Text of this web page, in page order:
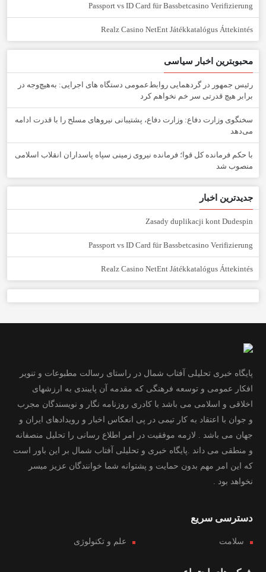
Passport vs ID Card für Bassbetcasino Verifizierung
Realz Casino NetEnt Játékkatalógus Áttekintés
محبوبترین اخبار سیاسی
رئیس جمهور در گردهمایی روابط‌عمومی دستگاه های اجرایی: به‌هیچ‌وجه در
برابر هیچ قدرتی سر خم نخواهم کرد
سخنگوی وزارت دفاع: وزارت دفاع، پشتیبانی نیرو‌های مسلح را با قدرت ادامه
می‌دهد
با حکم فرمانده کل قوا؛ فرمانده نیروی زمینی سپاه پاسداران انقلاب اسلامی
منصوب شد
جدیدترین اخبار
Zasady duplikacji kont Dudespin
Passport vs ID Card für Bassbetcasino Verifizierung
Realz Casino NetEnt Játékkatalógus Áttekintés
پایگاه خبری تحلیلی آفتاب شمال در راستای رسالت مطبوعات و تنویر
افکار عمومی و توسعه فرهنگی که مقدمه آن پایبندی به ارزشهای
اخلاقی و اسلامی می باشد با کادری روزنامه نگار و نویسندگان مجرب
و جوان با اعتقاد به کار تیمی در پی انعکاس اخبار و رویدادهای ایران و
جهان می باشد . لازمه موفقیت در امر اطلاع رسانی را تحلیل منصفانه
و منطقی می داند .پایگاه خبری و تحلیلی آفتاب شمال بر این باور است
که این امر مهم بدون حمایت و پشتوانه شما خوانندگان عزیز میسر
نخواهد بود .
دسترسی سریع
سلامت علم و تکنولوژی